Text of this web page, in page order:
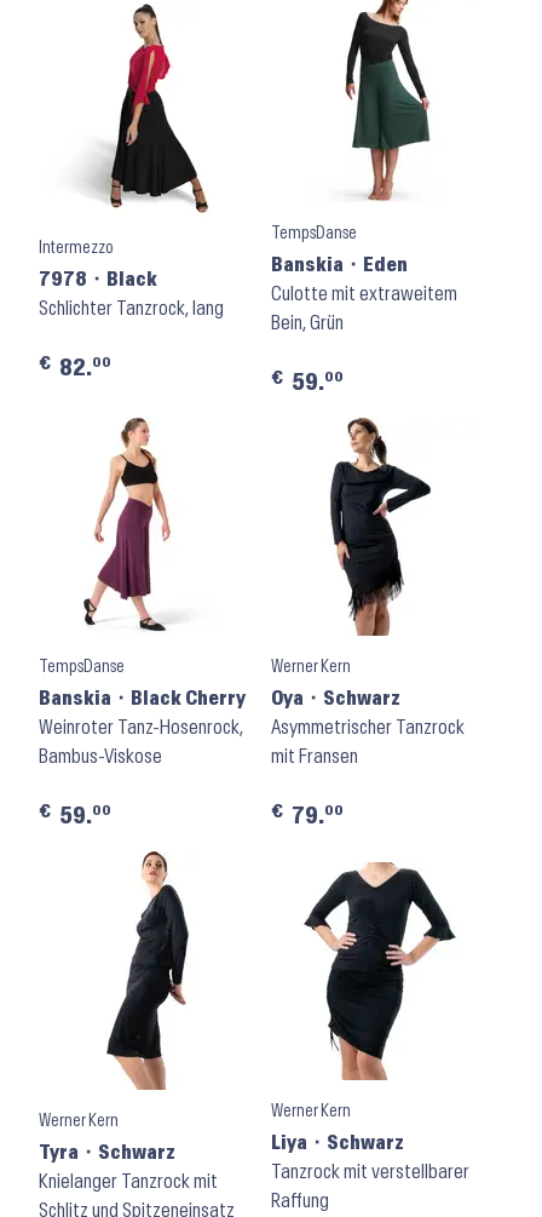
Intermezzo
7978 ⬝ Black
Schlichter Tanzrock, lang
€ 82.00
TempsDanse
Banskia ⬝ Eden
Culotte mit extraweitem
Bein, Grün
€ 59.00
TempsDanse
Banskia ⬝ Black Cherry
Weinroter Tanz-Hosenrock,
Bambus-Viskose
€ 59.00
Werner Kern
Oya ⬝ Schwarz
Asymmetrischer Tanzrock
mit Fransen
€ 79.00
Werner Kern
Tyra ⬝ Schwarz
Knielanger Tanzrock mit
Schlitz und Spitzeneinsatz
Werner Kern
Liya ⬝ Schwarz
Tanzrock mit verstellbarer
Raffung